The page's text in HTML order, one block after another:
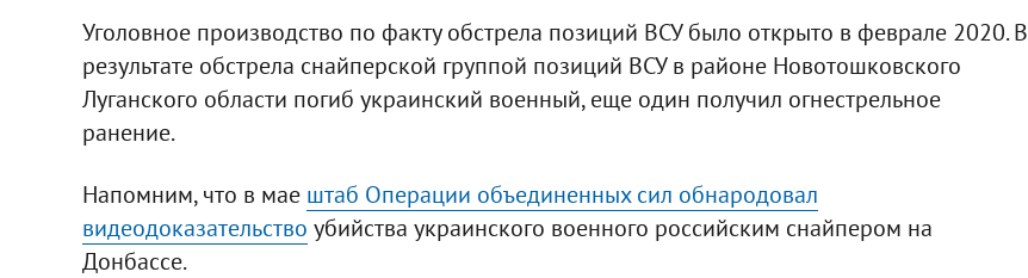
Уголовное производство по факту обстрела позиций ВСУ было открыто в феврале 2020. В
результате обстрела снайперской группой позиций ВСУ в районе Новотошковского
Луганского области погиб украинский военный, еще один получил огнестрельное
ранение.
Напомним, что в мае штаб Операции объединенных сил обнародовал
видеодоказательство убийства украинского военного российским снайпером на
Донбассе.